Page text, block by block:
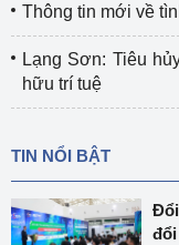
Thông tin mới về
Lạng Sơn: Tiêu
hữu trí tuệ
TIN NỔI BẬT